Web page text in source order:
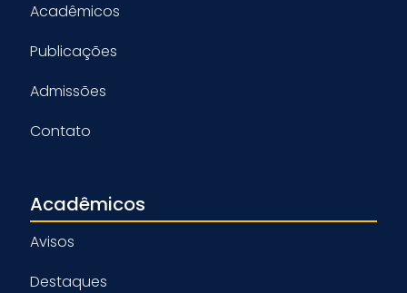
Acadêmicos
Publicações
Admissões
Contato
Acadêmicos
Avisos
Destaques